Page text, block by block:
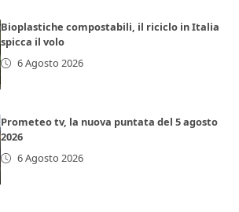
Bioplastiche compostabili, il riciclo in Italia
spicca il volo
6 Agosto 2026
Prometeo tv, la nuova puntata del 5 agosto
2026
6 Agosto 2026